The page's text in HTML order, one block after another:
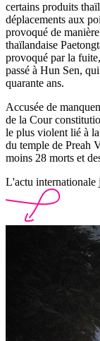
certains produits
déplacements aux
provoqué de
thaïlandaise
provoqué par la
passé à Hun Sen,
quarante ans.
Accusée de
de la Cour
le plus violent lié à
du temple de Preah
moins 28 morts et
L'actu internationale